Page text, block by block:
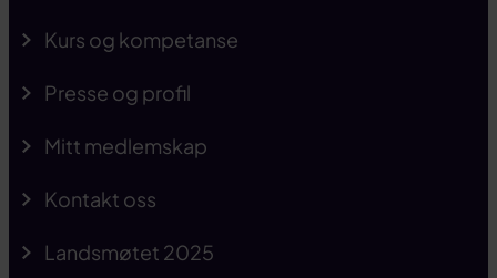
Kurs og kompetanse
Presse og profil
Mitt medlemskap
Kontakt oss
Landsmøtet 2025